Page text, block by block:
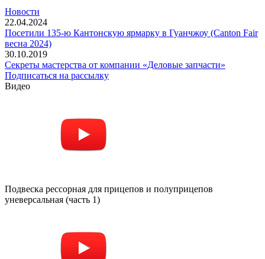
Новости
22.04.2024
Посетили 135-ю Кантонскую ярмарку в Гуанчжоу (Canton Fair
весна 2024)
30.10.2019
Секреты мастерства от компании «Деловые запчасти»
Подписаться на рассылку
Видео
Подвеска рессорная для прицепов и полуприцепов
уневерсальная (часть 1)